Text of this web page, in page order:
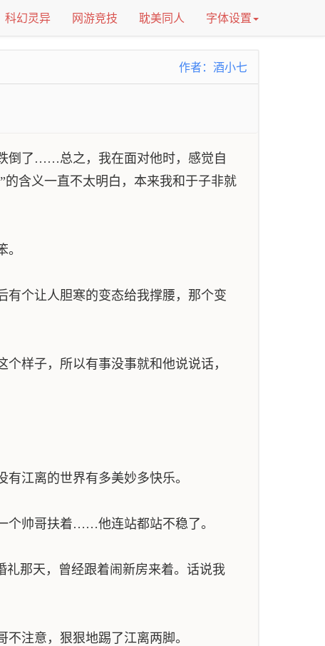
科幻灵异 网游竞技 耽美同人 字体设置
作者：酒小七
倒了……总之，我在面对他时，感觉自
含义一直不太明白，本来我和于子非就
个让人胆寒的变态给我撑腰，那个变
样子，所以有事没事就和他说说话，
江离的世界有多美妙多快乐。
个帅哥扶着……他连站都站不稳了。
那天，曾经跟着闹新房来着。话说我
注意，狠狠地踢了江离两脚。